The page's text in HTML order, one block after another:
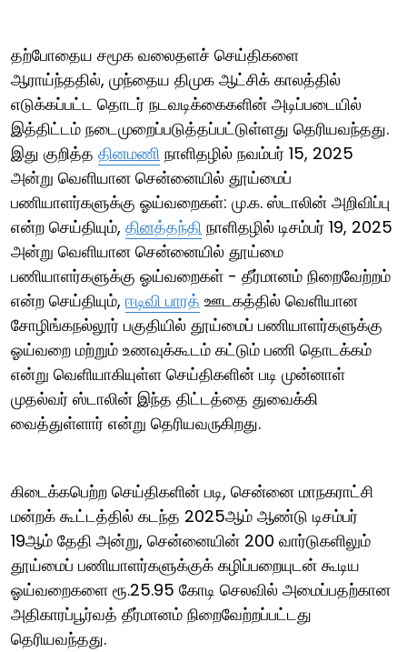
தற்போதைய சமூக வலைதளச் செய்திகளை
ஆராய்ந்ததில், முந்தைய திமுக ஆட்சிக் காலத்தில்
எடுக்கப்பட்ட தொடர் நடவடிக்கைகளின் அடிப்படையில்
இத்திட்டம் நடைமுறைப்படுத்தப்பட்டுள்ளது தெரியவந்தது.
இது குறித்த தினமணி நாளிதழில் நவம்பர் 15, 2025
அன்று வெளியான சென்னையில் தூய்மைப்
பணியாளர்களுக்கு ஓய்வறைகள்: மு.க. ஸ்டாலின் அறிவிப்பு
என்ற செய்தியும், தினத்தந்தி நாளிதழில் டிசம்பர் 19, 2025
அன்று வெளியான சென்னையில் தூய்மை
பணியாளர்களுக்கு ஓய்வறைகள் - தீர்மானம் நிறைவேற்றம்
என்ற செய்தியும், ஈடிவி பாரத் ஊடகத்தில் வெளியான
சோழிங்கநல்லூர் பகுதியில் தூய்மைப் பணியாளர்களுக்கு
ஓய்வறை மற்றும் உணவுக்கூடம் கட்டும் பணி தொடக்கம்
என்று வெளியாகியுள்ள செய்திகளின் படி முன்னாள்
முதல்வர் ஸ்டாலின் இந்த திட்டத்தை துவைக்கி
வைத்துள்ளார் என்று தெரியவருகிறது.
கிடைக்கபெற்ற செய்திகளின் படி, சென்னை மாநகராட்சி
மன்றக் கூட்டத்தில் கடந்த 2025ஆம் ஆண்டு டிசம்பர்
19ஆம் தேதி அன்று, சென்னையின் 200 வார்டுகளிலும்
தூய்மைப் பணியாளர்களுக்குக் கழிப்பறையுடன் கூடிய
ஓய்வறைகளை ரூ.25.95 கோடி செலவில் அமைப்பதற்கான
அதிகாரப்பூர்வத் தீர்மானம் நிறைவேற்றப்பட்டது
தெரியவந்தது.